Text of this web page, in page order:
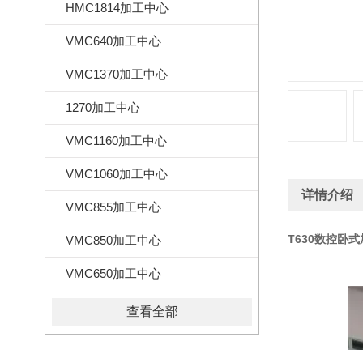
HMC1814加工中心
VMC640加工中心
VMC1370加工中心
1270加工中心
VMC1160加工中心
VMC1060加工中心
VMC855加工中心
VMC850加工中心
VMC650加工中心
查看全部
详情介绍
T630数控卧式